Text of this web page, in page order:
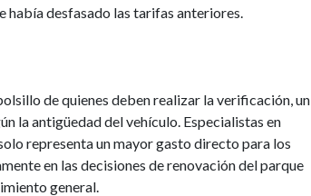
había desfasado las tarifas anteriores.
de quienes deben realizar la verificación, un
la antigüedad del vehículo. Especialistas en
representa un mayor gasto directo para los
en las decisiones de renovación del parque
general.